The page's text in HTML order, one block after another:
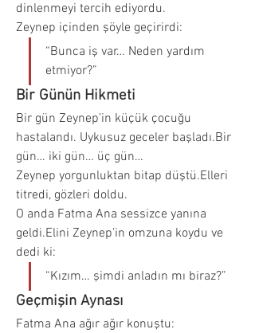
dinlenmeyi tercih ediyordu.
Zeynep içinden şöyle geçirirdi:
“Bunca iş var… Neden yardım
etmiyor?”
Bir Günün Hikmeti
Bir gün Zeynep’in küçük çocuğu
hastalandı. Uykusuz geceler başladı.Bir
gün… iki gün… üç gün…
Zeynep yorgunluktan bitap düştü.Elleri
titredi, gözleri doldu.
O anda Fatma Ana sessizce yanına
geldi.Elini Zeynep’in omzuna koydu ve
dedi ki:
“Kızım… şimdi anladın mı biraz?”
Geçmişin Aynası
Fatma Ana ağır ağır konuştu: